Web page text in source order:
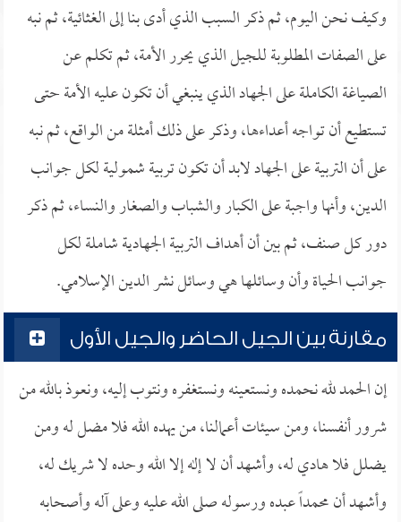
وكيف نحن اليوم، ثم ذكر السبب الذي أدى بنا إلى الغثائية، ثم نبه
على الصفات المطلوبة للجيل الذي يحرر الأمة، ثم تكلم عن
الصياغة الكاملة على الجهاد الذي ينبغي أن تكون عليه الأمة حتى
تستطيع أن تواجه أعداءها، وذكر على ذلك أمثلة من الواقع، ثم نبه
على أن التربية على الجهاد لابد أن تكون تربية شمولية لكل جوانب
الدين، وأنها واجبة على الكبار والشباب والصغار والنساء، ثم ذكر
دور كل صنف، ثم بين أن أهداف التربية الجهادية شاملة لكل
جوانب الحياة وأن وسائلها هي وسائل نشر الدين الإسلامي.
مقارنة بين الجيل الحاضر والجيل الأول
إن الحمد لله نحمده ونستعينه ونستغفره ونتوب إليه، ونعوذ بالله من
شرور أنفسنا، ومن سيئات أعمالنا، من يهده الله فلا مضل له ومن
يضلل فلا هادي له، وأشهد أن لا إله إلا الله وحده لا شريك له،
وأشهد أن محمداً عبده ورسوله صلى الله عليه وعلى آله وأصحابه